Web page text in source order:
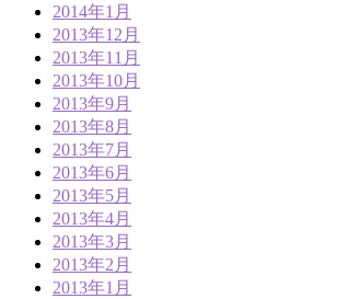
2014年1月
2013年12月
2013年11月
2013年10月
2013年9月
2013年8月
2013年7月
2013年6月
2013年5月
2013年4月
2013年3月
2013年2月
2013年1月